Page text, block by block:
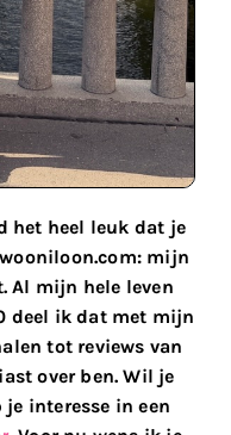
het heel leuk dat je
mijn
Al mijn hele leven
deel ik dat met mijn
tot reviews van
over ben. Wil je
interesse in een